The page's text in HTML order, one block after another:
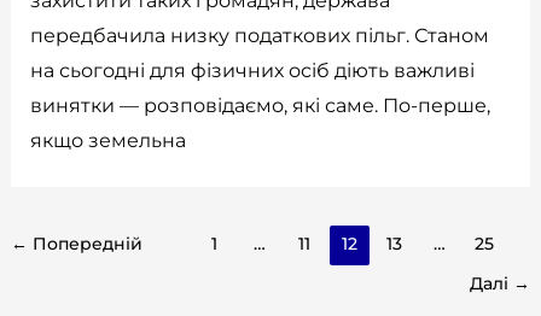
передбачила низку податкових пільг. Станом
на сьогодні для фізичних осіб діють важливі
винятки — розповідаємо, які саме. По-перше,
якщо земельна
← Попередній 1 … 11 12 13 …
25
Далі →